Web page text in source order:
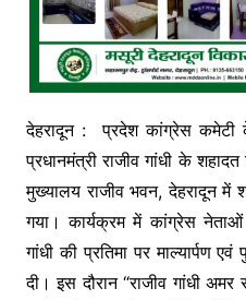
देहरादून : प्रदेश कांग्रेस कमेटी
प्रधानमंत्री राजीव गांधी के
मुख्यालय राजीव भवन, देहरादून में
गया। कार्यक्रम में कांग्रेस नेताओं
गांधी की प्रतिमा पर माल्यार्पण
दी। इस दौरान “राजीव गांधी